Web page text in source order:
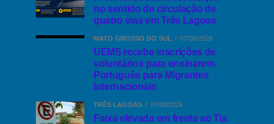
no sentido de circulação de
quatro vias em Três Lagoas
MATO GROSSO DO SUL 07/08/2026
UEMS recebe inscrições de
voluntários para ensinarem
Português para Migrantes
Internacionais
TRÊS LAGOAS 07/08/2026
Faixa elevada em frente ao Tia